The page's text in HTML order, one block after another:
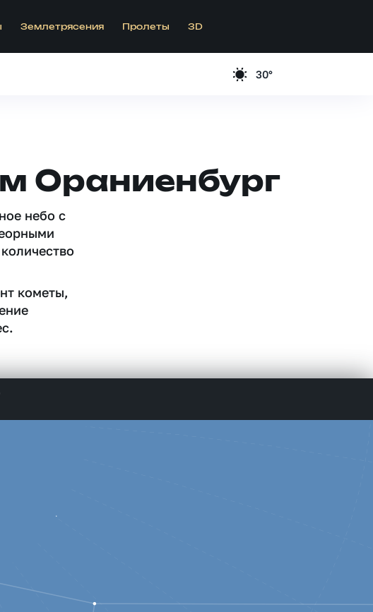
Землетрясения Пролеты 3D
30°
Ораниенбург
небо c
кометы,